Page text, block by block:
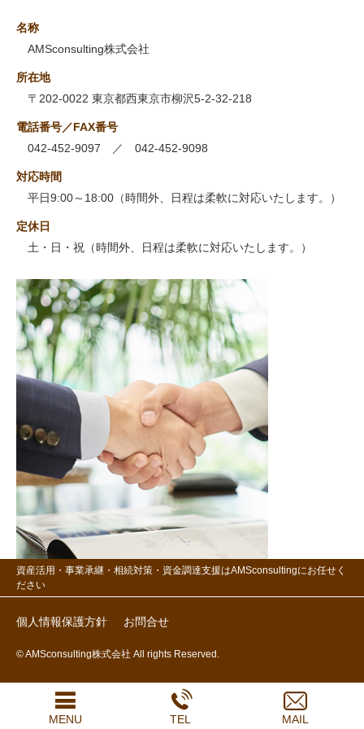
名称
AMSconsulting株式会社
所在地
〒202-0022 東京都西東京市柳沢5-2-32-218
電話番号／FAX番号
042-452-9097 ／ 042-452-9098
対応時間
平日9:00～18:00（時間外、日程は柔軟に対応いたします。）
定休日
土・日・祝（時間外、日程は柔軟に対応いたします。）
資産活用・事業承継・相続対策・資金調達支援はAMSconsultingにお任せく
ださい
個人情報保護方針 お問合せ
© AMSconsulting株式会社 All rights Reserved.
MENU TEL MAIL